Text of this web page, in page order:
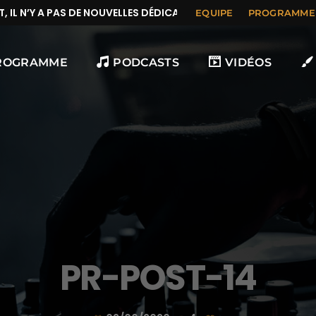
A PAS DE NOUVELLES DÉDICACES EQUIPE PROGRAMME
PODCASTS VIDÉOS
PR-POST-14